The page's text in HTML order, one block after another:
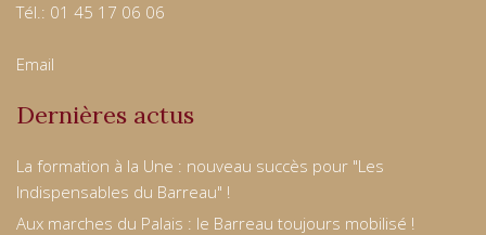
Tél.: 01 45 17 06 06
Email
Dernières actus
La formation à la Une : nouveau succès pour "Les
Indispensables du Barreau" !
Aux marches du Palais : le Barreau toujours mobilisé !